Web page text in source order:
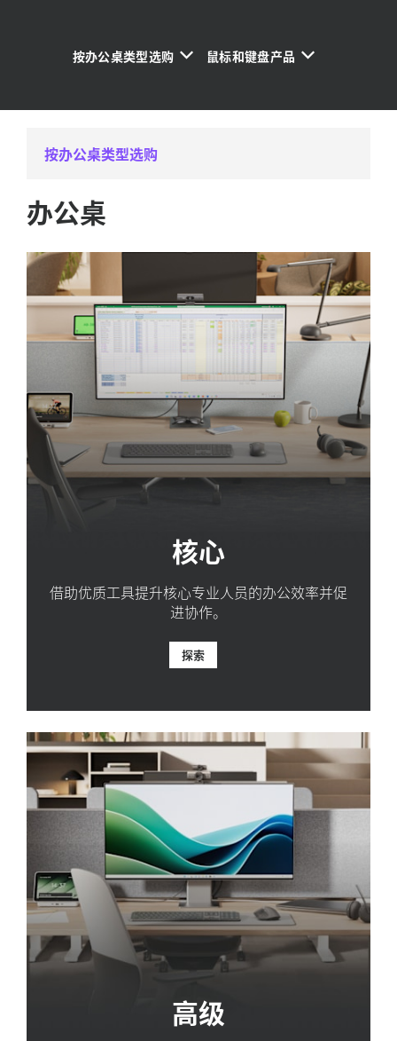
按办公桌类型选购 鼠标和键盘产品
按办公桌类型选购
办公桌
核心
借助优质工具提升核心专业人员的办公效率并促
进协作。
探索
高级